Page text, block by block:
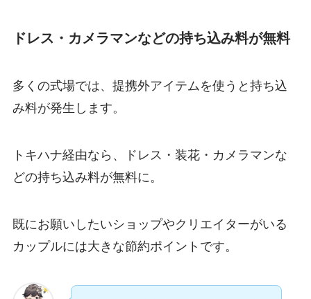
ドレス・カメラマンなどの持ち込み料が無料
多くの式場では、提携外アイテムを使うと持ち込
み料が発生します。
トキハナ経由なら、ドレス・装花・カメラマンな
どの持ち込み料が無料に。
既にお願いしたいショップやクリエイターがいる
カップルには大きな節約ポイントです。